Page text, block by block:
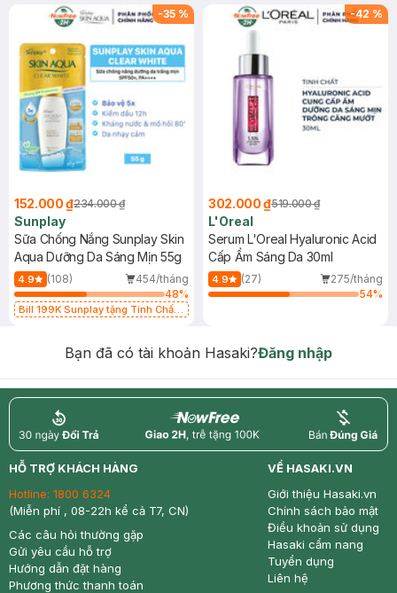
-35 %
152.000 ₫234.000 ₫
Sunplay
Sữa Chống Nắng Sunplay Skin
Aqua Dưỡng Da Sáng Mịn 55g
4.9 (108)
454/tháng
48%
Bill 199K Sunplay tặng Tinh Chất
-42 %
302.000 ₫519.000 ₫
L'Oreal
Serum L'Oreal Hyaluronic Acid
Cấp Ẩm Sáng Da 30ml
4.9 (27)
275/tháng
54%
Bạn đã có tài khoản Hasaki?Đăng nhập
return nowfree price
HỖ TRỢ KHÁCH HÀNG
Hotline: 1800 6324
(Miễn phí , 08-22h kể cả T7, CN)
Các câu hỏi thường gặp
Gửi yêu cầu hỗ trợ
Hướng dẫn đặt hàng
Phương thức thanh toán
VỀ HASAKI.VN
Giới thiệu Hasaki.vn
Chính sách bảo mật
Điều khoản sử dụng
Hasaki cẩm nang
Tuyển dụng
Liên hệ